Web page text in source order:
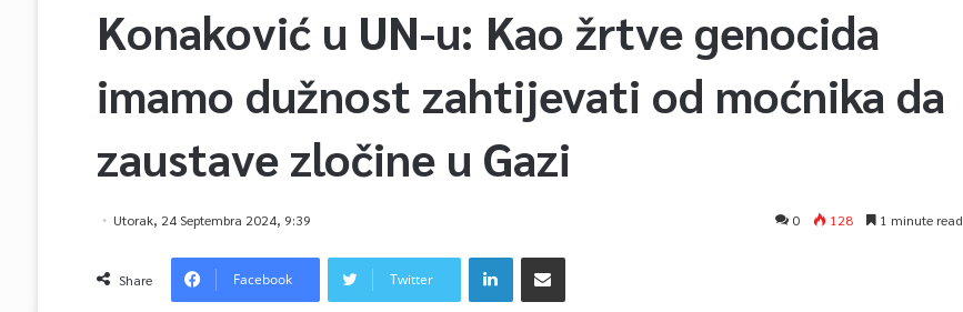
Konaković u UN-u: Kao žrtve genocida
imamo dužnost zahtijevati od moćnika da
zaustave zločine u Gazi
Utorak, 24 Septembra 2024, 9:39 0 128 1 minute read
Share Facebook Twitter